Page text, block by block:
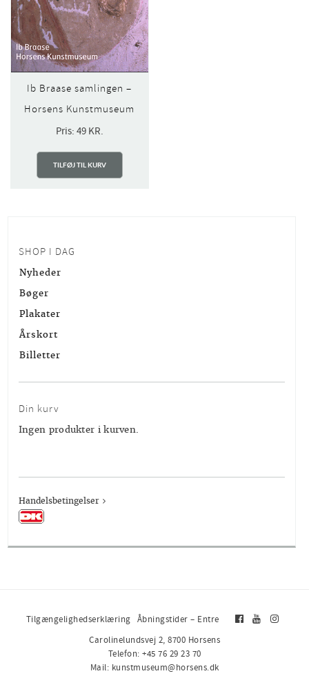
Ib Braase samlingen –
Horsens Kunstmuseum
Pris: 49 KR.
TILFØJ TIL KURV
SHOP I DAG
Nyheder
Bøger
Plakater
Årskort
Billetter
Din kurv
Ingen produkter i kurven.
Handelsbetingelser
Tilgængelighedserklæring Åbningstider – Entre
Carolinelundsvej 2, 8700 Horsens
Telefon: +45 76 29 23 70
Mail: kunstmuseum@horsens.dk